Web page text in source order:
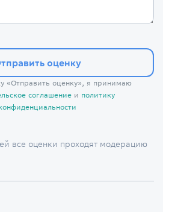
оценку
«Отправить оценку», я принимаю
соглашениеи политику
все оценки проходят модерацию